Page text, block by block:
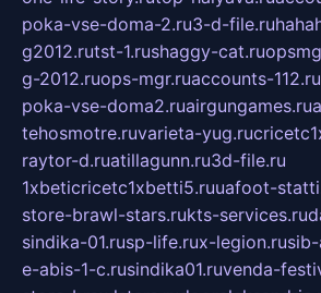
poka-vse-doma-2.ru3-d-file.ru
g2012.rutst-1.rushaggy-cat.ru
g-2012.ruops-mgr.ruaccounts-112.ru
poka-vse-doma2.ruairgungames.ru
tehosmotre.ruvarieta-yug.ru
raytor-d.ruatillagunn.ru3d-file.ru
1xbeticricetc1xbetti5.ruuafoot-
store-brawl-stars.rukts-services.ru
sindika-01.rusp-life.rux-legion.ru
e-abis-1-c.rusindika01.ruvenda-